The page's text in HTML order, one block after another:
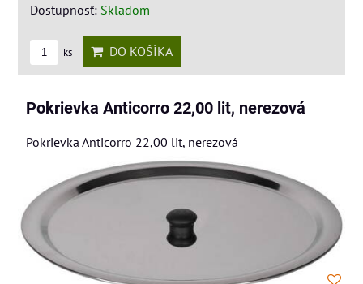
Dostupnosť: Skladom
ks DO KOŠÍKA
Pokrievka Anticorro 22,00 lit, nerezová
Pokrievka Anticorro 22,00 lit, nerezová